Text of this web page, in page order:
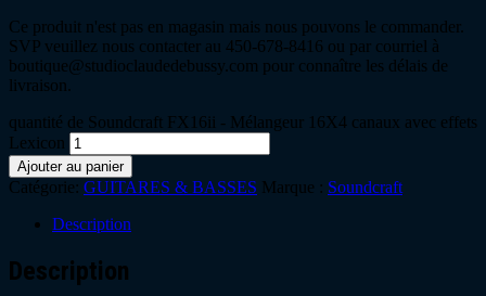
Ce produit n'est pas en magasin mais nous pouvons le commander.
SVP veuillez nous contacter au 450-678-8416 ou par courriel à
boutique@studioclaudedebussy.com pour connaître les délais de
livraison.
quantité de Soundcraft FX16ii - Mélangeur 16X4 canaux avec effets
Lexicon
Ajouter au panier
Catégorie: GUITARES & BASSES Marque : Soundcraft
Description
Description